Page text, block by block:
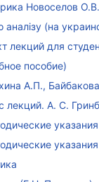
Новоселов
аналізу (на
лекций для
пособие)
А.П.,
А. С.